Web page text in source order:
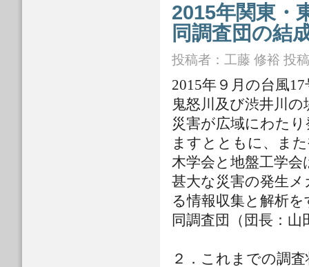
2015年関東・
同調査団の結
投稿者： 工藤 修裕 投
2015年９月の台風
鬼怒川及び渋井川
災害が広域にわた
ますとともに、ま
木学会と地盤工学
甚大な災害の発生
る情報収集と解析
同調査団（団長：
２．これまでの調査